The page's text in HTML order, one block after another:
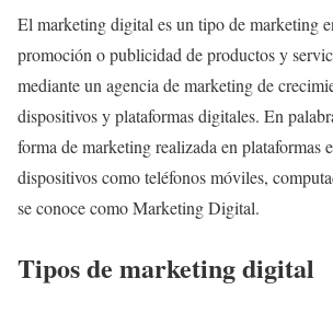
El marketing digital es un tipo de marketing
promoción o publicidad de productos y
mediante un agencia de marketing de
dispositivos y plataformas digitales. En
forma de marketing realizada en plataformas
dispositivos como teléfonos móviles,
se conoce como Marketing Digital.
Tipos de marketing digital